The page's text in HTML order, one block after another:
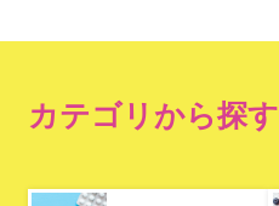
カテゴリから探す